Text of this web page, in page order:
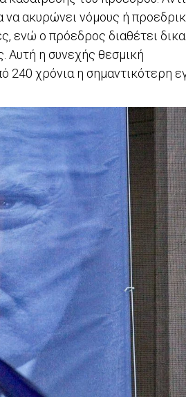
να ακυρώνει νόμους ή
ενώ ο πρόεδρος διαθέτει
Αυτή η συνεχής θεσμική
240 χρόνια η σημαντικότερη